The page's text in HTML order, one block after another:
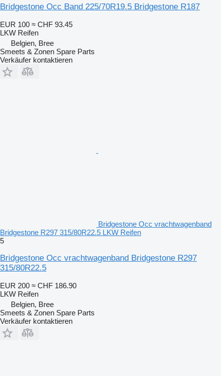
Bridgestone Occ Band 225/70R19.5 Bridgestone R187
EUR 100 ≈ CHF 93.45
LKW Reifen
Belgien, Bree
Smeets & Zonen Spare Parts
Verkäufer kontaktieren
Bridgestone Occ vrachtwagenband
Bridgestone R297 315/80R22.5 LKW Reifen
5
Bridgestone Occ vrachtwagenband Bridgestone R297
315/80R22.5
EUR 200 ≈ CHF 186.90
LKW Reifen
Belgien, Bree
Smeets & Zonen Spare Parts
Verkäufer kontaktieren